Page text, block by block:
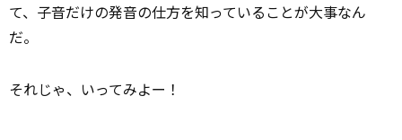
て、子音だけの発音の仕方を知っていることが大事なん
だ。
それじゃ、いってみよー！